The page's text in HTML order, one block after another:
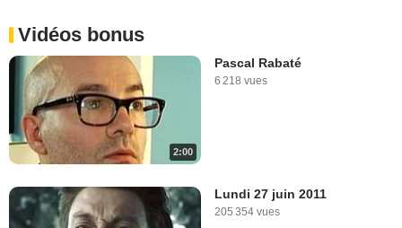
Vidéos bonus
2:00
Pascal Rabaté
6 218 vues
Lundi 27 juin 2011
205 354 vues